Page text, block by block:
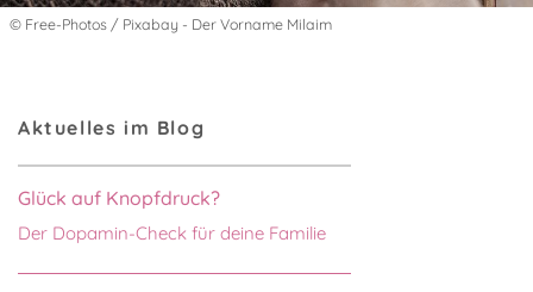
© Free-Photos / Pixabay - Der Vorname Milaim
Aktuelles im Blog
Glück auf Knopfdruck?
Der Dopamin-Check für deine Familie